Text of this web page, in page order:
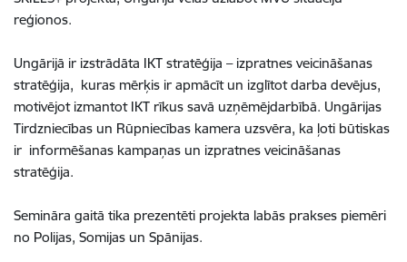
reģionos.
Ungārijā ir izstrādāta IKT stratēģija – izpratnes veicināšanas
stratēģija, kuras mērķis ir apmācīt un izglītot darba devējus,
motivējot izmantot IKT rīkus savā uzņēmējdarbībā. Ungārijas
Tirdzniecības un Rūpniecības kamera uzsvēra, ka ļoti būtiskas
ir informēšanas kampaņas un izpratnes veicināšanas
stratēģija.
Semināra gaitā tika prezentēti projekta labās prakses piemēri
no Polijas, Somijas un Spānijas.